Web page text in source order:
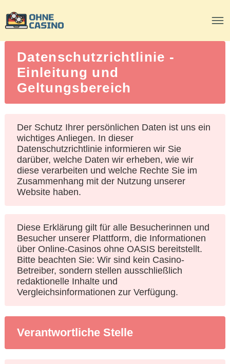
Datenschutzrichtlinie -
Einleitung und
Geltungsbereich
Der Schutz Ihrer persönlichen Daten ist uns ein
wichtiges Anliegen. In dieser
Datenschutzrichtlinie informieren wir Sie
darüber, welche Daten wir erheben, wie wir
diese verarbeiten und welche Rechte Sie im
Zusammenhang mit der Nutzung unserer
Website haben.
Diese Erklärung gilt für alle Besucherinnen und
Besucher unserer Plattform, die Informationen
über Online-Casinos ohne OASIS bereitstellt.
Bitte beachten Sie: Wir sind kein Casino-
Betreiber, sondern stellen ausschließlich
redaktionelle Inhalte und
Vergleichsinformationen zur Verfügung.
Verantwortliche Stelle